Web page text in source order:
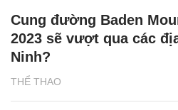
THỂ THAO
Cung đường Baden
2023 sẽ vượt qua các
Ninh?